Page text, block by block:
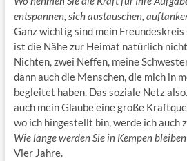
entspannen, sich austauschen,
Ganz wichtig sind mein Freundeskreis
ist die Nähe zur Heimat natürlich
Nichten, zwei Neffen, meine
dann auch die Menschen, die mich in
begleitet haben. Das soziale Netz
auch mein Glaube eine große
wo ich hingestellt bin, werde ich auch
Wie lange werden Sie in Kempen
Vier Jahre.